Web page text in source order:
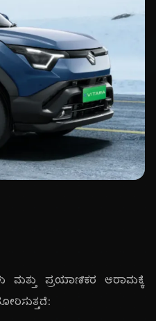
ಮತ್ತು ಪ್ರಯಾಣಿಕರ ಆರಾಮಕ್ಕೆ